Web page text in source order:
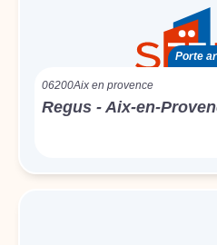
Porte
06200Aix en provence
Regus - Aix-en-